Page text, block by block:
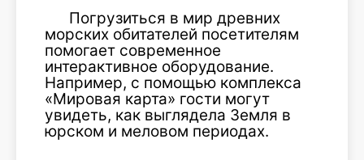
Погрузиться в мир древних
морских обитателей посетителям
помогает современное
интерактивное оборудование.
Например, с помощью комплекса
«Мировая карта» гости могут
увидеть, как выглядела Земля в
юрском и меловом периодах.